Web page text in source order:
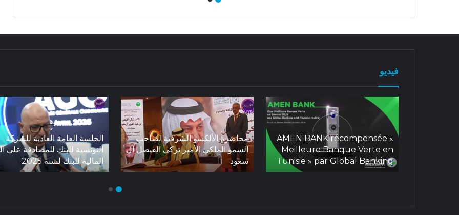
فيديو
AMEN BANK récompensée «
Meilleure Banque Verte en
Tunisie » par Global Banking
محاضرة الألكسو الشرفية لصاحب
السمو الملكي الأمير تركي الفيصل آل
سعود
الجلسة العامة العادية للشركة
التونسية للبنك للمصادقة على
المالية للبنك لسنة 2025